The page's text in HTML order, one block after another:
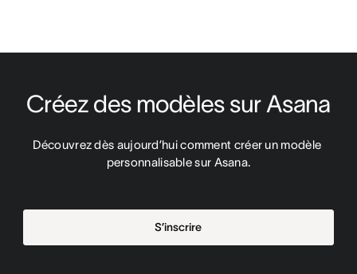
Créez des modèles sur Asana
Découvrez dès aujourd’hui comment créer un modèle
personnalisable sur Asana.
S’inscrire